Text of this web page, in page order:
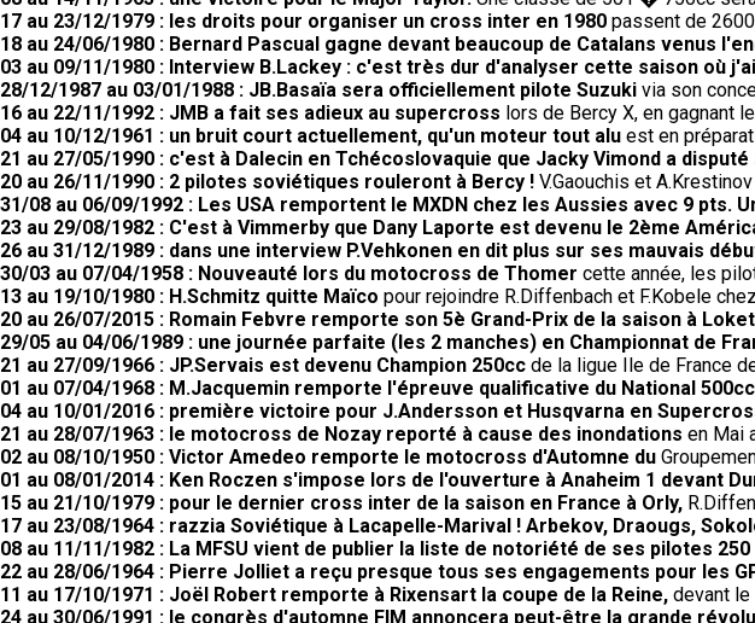
17 au 23/12/1979 : les droits pour organiser un cross inter en 1980 passent de
18 au 24/06/1980 : Bernard Pascual gagne devant beaucoup de Catalans venus
03 au 09/11/1980 : Interview B.Lackey : c'est très dur d'analyser cette saison où
28/12/1987 au 03/01/1988 : JB.Basaïa sera officiellement pilote Suzuki via son
16 au 22/11/1992 : JMB a fait ses adieux au supercross lors de Bercy X, en gagnant
04 au 10/12/1961 : un bruit court actuellement, qu'un moteur tout alu est en
21 au 27/05/1990 : c'est à Dalecin en Tchécoslovaquie que Jacky Vimond a disputé
20 au 26/11/1990 : 2 pilotes soviétiques rouleront à Bercy ! V.Gaouchis et
31/08 au 06/09/1992 : Les USA remportent le MXDN chez les Aussies avec 9 pts.
23 au 29/08/1982 : C'est à Vimmerby que Dany Laporte est devenu le 2ème
26 au 31/12/1989 : dans une interview P.Vehkonen en dit plus sur ses mauvais
30/03 au 07/04/1958 : Nouveauté lors du motocross de Thomer cette année, les
13 au 19/10/1980 : H.Schmitz quitte Maïco pour rejoindre R.Diffenbach et F.Kobele
20 au 26/07/2015 : Romain Febvre remporte son 5è Grand-Prix de la saison à Loket
29/05 au 04/06/1989 : une journée parfaite (les 2 manches) en Championnat de
21 au 27/09/1966 : JP.Servais est devenu Champion 250cc de la ligue Ile de France
01 au 07/04/1968 : M.Jacquemin remporte l'épreuve qualificative du National 500cc
04 au 10/01/2016 : première victoire pour J.Andersson et Husqvarna en
21 au 28/07/1963 : le motocross de Nozay reporté à cause des inondations en Mai
02 au 08/10/1950 : Victor Amedeo remporte le motocross d'Automne du
01 au 08/01/2014 : Ken Roczen s'impose lors de l'ouverture à Anaheim 1 devant
15 au 21/10/1979 : pour le dernier cross inter de la saison en France à Orly,
17 au 23/08/1964 : razzia Soviétique à Lacapelle-Marival ! Arbekov, Draougs,
08 au 11/11/1982 : La MFSU vient de publier la liste de notoriété de ses pilotes 250
22 au 28/06/1964 : Pierre Jolliet a reçu presque tous ses engagements pour les
11 au 17/10/1971 : Joël Robert remporte à Rixensart la coupe de la Reine, devant le
24 au 30/06/1991 : le congrès d'automne FIM annoncera peut-être la grande